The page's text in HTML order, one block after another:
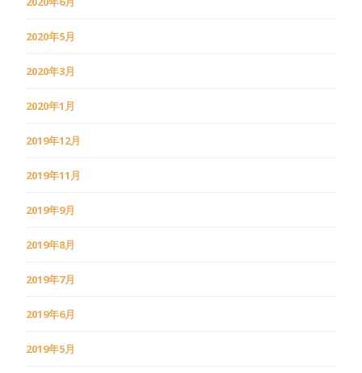
2020年5月
2020年3月
2020年1月
2019年12月
2019年11月
2019年9月
2019年8月
2019年7月
2019年6月
2019年5月